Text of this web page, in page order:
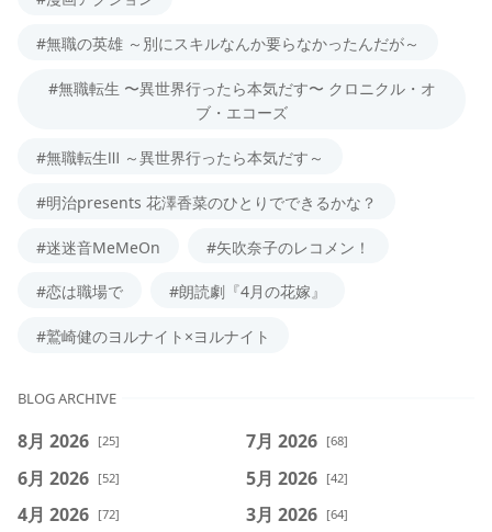
#無職の英雄 ～別にスキルなんか要らなかったんだが～
#無職転生 〜異世界行ったら本気だす〜 クロニクル・オ
ブ・エコーズ
#無職転生Ⅲ ～異世界行ったら本気だす～
#明治presents 花澤香菜のひとりでできるかな？
#迷迷音MeMeOn #矢吹奈子のレコメン！
#恋は職場で #朗読劇『4月の花嫁』
#鷲崎健のヨルナイト×ヨルナイト
BLOG ARCHIVE
8月 2026 [25] 7月 2026 [68]
6月 2026 [52] 5月 2026 [42]
4月 2026 [72] 3月 2026 [64]